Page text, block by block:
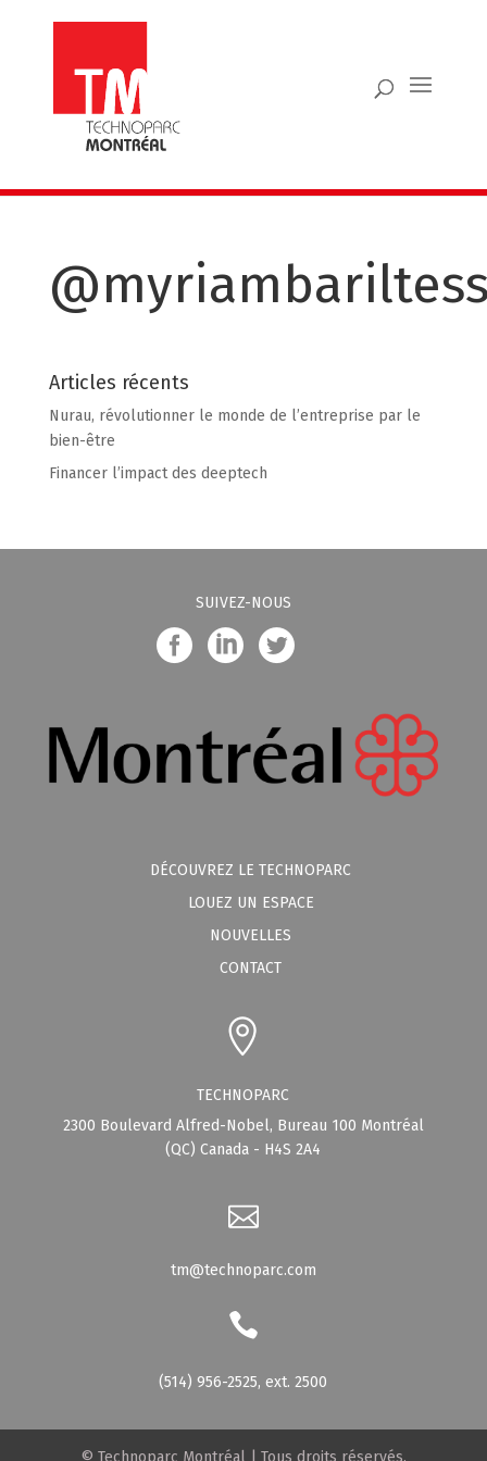
Articles récents
Nurau, révolutionner le monde de l’entreprise par le
bien-être
Financer l’impact des deeptech
SUIVEZ-NOUS
DÉCOUVREZ LE TECHNOPARC
LOUEZ UN ESPACE
NOUVELLES
CONTACT
TECHNOPARC
2300 Boulevard Alfred-Nobel, Bureau 100 Montréal
(QC) Canada - H4S 2A4
tm@technoparc.com
(514) 956-2525, ext. 2500